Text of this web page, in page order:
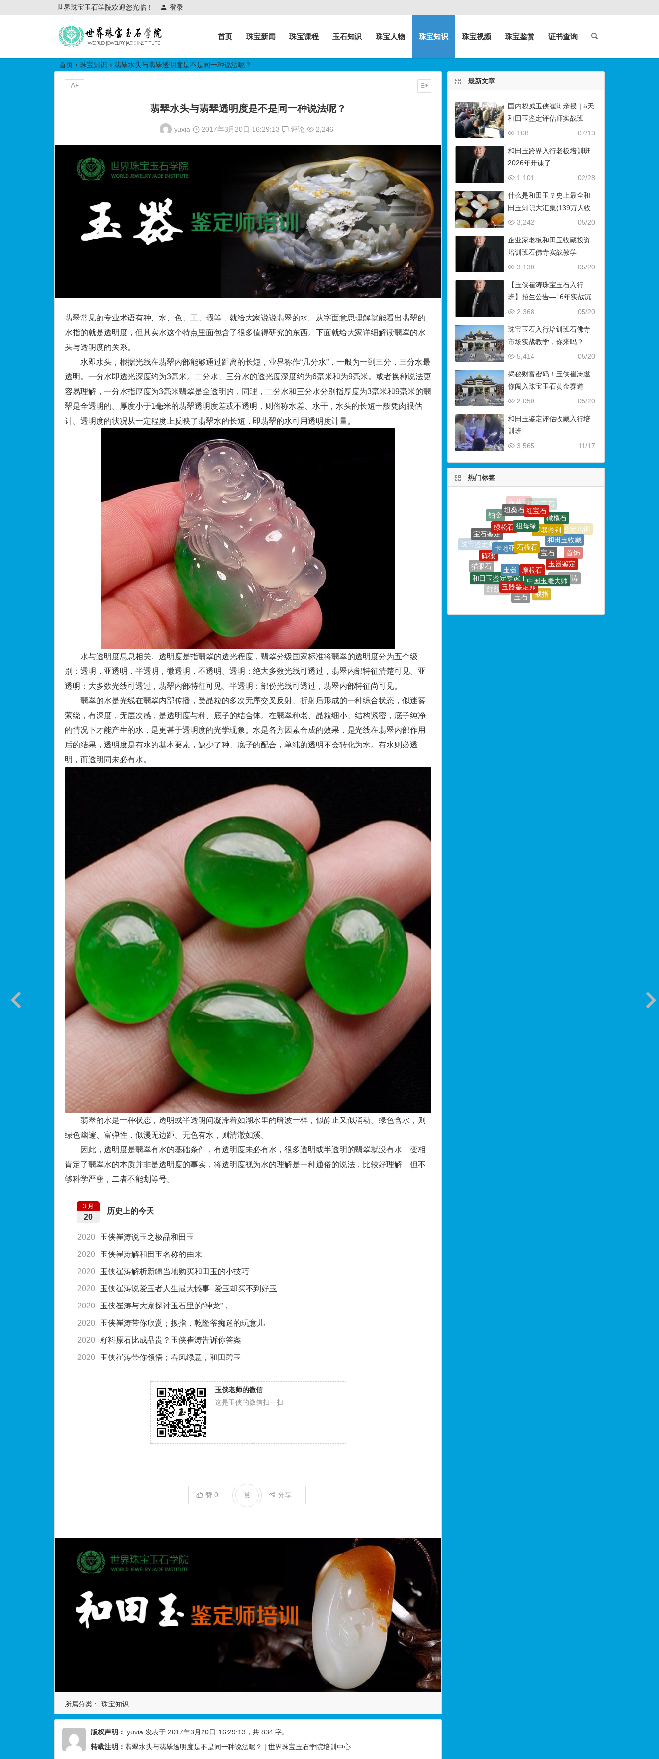
世界珠宝玉石学院欢迎您光临！ 登录
世界珠宝玉石学院培训中心
首页 珠宝新闻 珠宝课程 玉石知识 珠宝人物 珠宝知识 珠宝视频 珠宝鉴赏 证书查询
首页 珠宝知识 翡翠水头与翡翠透明度是不是同一种说法呢？
翡翠水头与翡翠透明度是不是同一种说法呢？
yuxia 2017年3月20日 16:29:13 评论 2,246
翡翠常见的专业术语有种、水、色、工、瑕等，就给大家说说翡翠的水。从字面意思理解就能看出翡翠的
水指的就是透明度，但其实水这个特点里面包含了很多值得研究的东西。下面就给大家详细解读翡翠的水
头与透明度的关系。
水即水头，根据光线在翡翠内部能够通过距离的长短，业界称作“几分水”，一般为一到三分，三分水最
透明。一分水即透光深度约为3毫米。二分水、三分水的透光度深度约为6毫米和为9毫米。或者换种说法更
容易理解，一分水指厚度为3毫米翡翠是全透明的，同理，二分水和三分水分别指厚度为3毫米和9毫米的翡
翠是全透明的。厚度小于1毫米的翡翠透明度差或不透明，则俗称水差、水干，水头的长短一般凭肉眼估
计。透明度的状况从一定程度上反映了翡翠水的长短，即翡翠的水可用透明度计量。
水与透明度息息相关。透明度是指翡翠的透光程度，翡翠分级国家标准将翡翠的透明度分为五个级
别：透明，亚透明，半透明，微透明，不透明。透明：绝大多数光线可透过，翡翠内部特征清楚可见。亚
透明：大多数光线可透过，翡翠内部特征可见。半透明：部份光线可透过，翡翠内部特征尚可见。
翡翠的水是光线在翡翠内部传播，受晶粒的多次无序交叉反射、折射后形成的一种综合状态，似迷雾
萦绕，有深度，无层次感，是透明度与种、底子的结合体。在翡翠种老、晶粒细小、结构紧密，底子纯净
的情况下才能产生的水，是更甚于透明度的光学现象。水是各方因素合成的效果，是光线在翡翠内部作用
后的结果，透明度是有水的基本要素，缺少了种、底子的配合，单纯的透明不会转化为水。有水则必透
明，而透明同未必有水。
翡翠的水是一种状态，透明或半透明间凝滞着如湖水里的暗波一样，似静止又似涌动。绿色含水，则
绿色幽邃、富弹性，似漫无边距。无色有水，则清澈如溪。
因此，透明度是翡翠有水的基础条件，有透明度未必有水，很多透明或半透明的翡翠就没有水，变相
肯定了翡翠水的本质并非是透明度的事实，将透明度视为水的理解是一种通俗的说法，比较好理解，但不
够科学严密，二者不能划等号。
历史上的今天
3 月
20
2020 玉侠崔涛说玉之极品和田玉
2020 玉侠崔涛解和田玉名称的由来
2020 玉侠崔涛解析新疆当地购买和田玉的小技巧
2020 玉侠崔涛说爱玉者人生最大憾事–爱玉却买不到好玉
2020 玉侠崔涛与大家探讨玉石里的“神龙”，
2020 玉侠崔涛带你欣赏；扳指，乾隆爷痴迷的玩意儿
2020 籽料原石比成品贵？玉侠崔涛告诉你答案
2020 玉侠崔涛带你领悟；春风绿意，和田碧玉
玉侠老师的微信
这是玉侠的微信扫一扫
赞0 分享
赏
A+
所属分类： 珠宝知识
版权声明： yuxia 发表于 2017年3月20日 16:29:13 ，共 834 字。
转载注明： 翡翠水头与翡翠透明度是不是同一种说法呢？ | 世界珠宝玉石学院培训中心
最新文章
国内权威玉侠崔涛亲授｜5天
和田玉鉴定评估师实战班
（石佛寺9月开班）
07/13
168
和田玉跨界入行老板培训班
2026年开课了
02/28
1,101
什么是和田玉？史上最全和
田玉知识大汇集(139万人收
藏）
05/20
3,242
企业家老板和田玉收藏投资
培训班石佛寺实战教学
05/20
3,130
【玉侠崔涛珠宝玉石入行
班】招生公告—16年实战沉
淀，助你叩开财富与传承之
05/20
2,368
珠宝玉石入行培训班石佛寺
市场实战教学，你来吗？
05/20
5,414
揭秘财富密码！玉侠崔涛邀
你闯入珠宝玉石黄金赛道
05/20
2,050
和田玉鉴定评估收藏入行培
训班
11/17
3,565
热门标签
珠宝鉴定师
宝石鉴定
绿松石
祖母绿
玉器鉴别
和田玉收藏
首饰
南阳玉雕大师
珊瑚
玉石雕刻
金饰
婚戒
珍珠
猫眼石
砗磲
卡地亚石榴石
宝石
玉器鉴定
玉侠崔涛
珠宝鉴定
玛瑙
钻石
红纹石
和田玉鉴定专家
摩根石
中国玉雕大师
戒指
玉石